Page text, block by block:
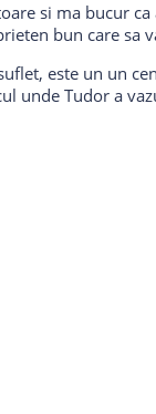
si ma bucur
bun care sa
este un un
unde Tudor a